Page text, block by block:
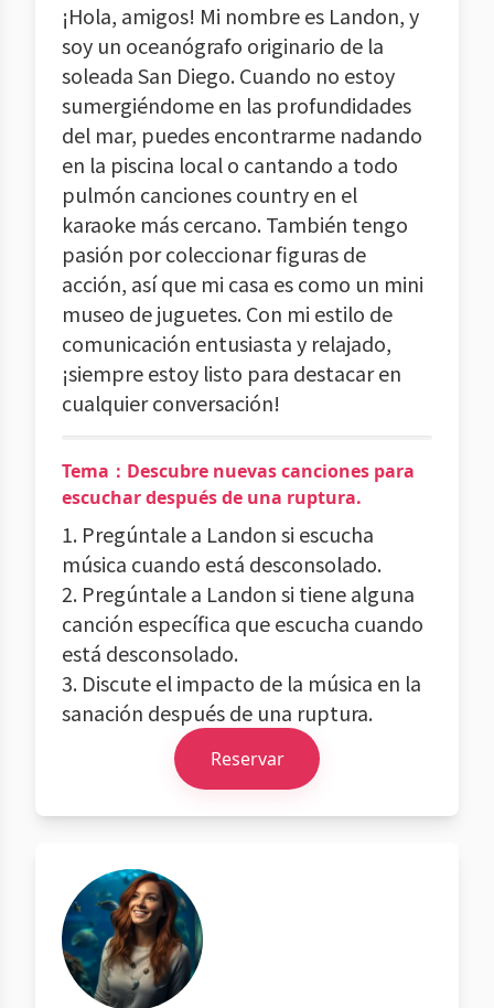
¡Hola, amigos! Mi nombre es Landon, y
soy un oceanógrafo originario de la
soleada San Diego. Cuando no estoy
sumergiéndome en las profundidades
del mar, puedes encontrarme nadando
en la piscina local o cantando a todo
pulmón canciones country en el
karaoke más cercano. También tengo
pasión por coleccionar figuras de
acción, así que mi casa es como un mini
museo de juguetes. Con mi estilo de
comunicación entusiasta y relajado,
¡siempre estoy listo para destacar en
cualquier conversación!
Tema：Descubre nuevas canciones para
escuchar después de una ruptura.
1. Pregúntale a Landon si escucha
música cuando está desconsolado.
2. Pregúntale a Landon si tiene alguna
canción específica que escucha cuando
está desconsolado.
3. Discute el impacto de la música en la
sanación después de una ruptura.
Reservar